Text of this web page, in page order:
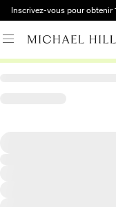
Inscrivez-vous pour obtenir